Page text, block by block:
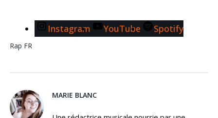
Instagram YouTube Spotify
Rap FR
MARIE BLANC